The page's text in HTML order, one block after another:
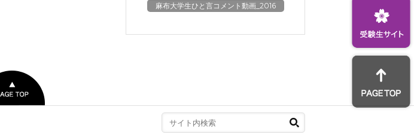
麻布大学生ひと言コメント動画_2016